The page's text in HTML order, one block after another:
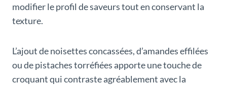
modifier le profil de saveurs tout en conservant la
texture.
L’ajout de noisettes concassées, d’amandes effilées
ou de pistaches torréfiées apporte une touche de
croquant qui contraste agréablement avec la